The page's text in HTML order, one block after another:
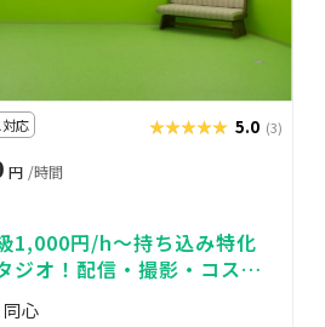
応 ★★★★★
★★★★★ 5.0 (3)
円 /時間
1,000円/h～持ち込み特化
ジオ！配信・撮影・コスプ
心